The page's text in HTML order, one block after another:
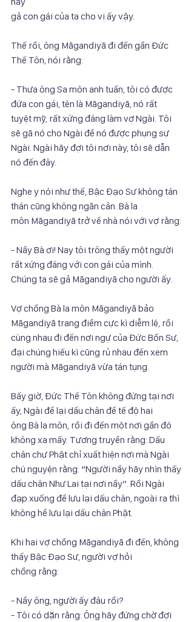
gả con gái của ta cho vị ấy vậy.
Thế rồi, ông Māgandiyā đi đến gần Đức
Thế Tôn, nói rằng:
- Thưa ông Sa môn anh tuấn, tôi có được
đứa con gái, tên là Māgandiyā, nó rất
tuyệt mỹ, rất xứng đáng làm vợ Ngài. Tôi
sẽ gã nó cho Ngài để nó được phụng sự
Ngài. Ngài hãy đợi tôi nơi này, tôi sẽ dẫn
nó đến đây.
Nghe y nói như thế, Bậc Đạo Sư không tán
thán cũng không ngăn cản. Bà la
môn Māgandiyā trở về nhà nói với vợ rằng:
- Nầy Bà ơi! Nay tôi trông thấy một người
rất xứng đáng với con gái của mình.
Chúng ta sẽ gả Māgandiyā cho người ấy.
Vợ chồng Bà la môn Māgandiyā bảo
Māgandiyā trang điểm cực kì diễm lệ, rồi
cùng nhau đi đến nơi ngự của Đức Bổn Sư,
đại chúng hiếu kì cũng rủ nhau đến xem
người mà Māgandiyā vừa tán tụng.
Bấy giờ, Đức Thế Tôn không đứng tại nơi
ấy, Ngài để lại dấu chân để tế độ hai
ông Bà la môn, rồi đi đến một nơi gần đó
không xa mấy. Tương truyền rằng: Dấu
chân chư Phật chỉ xuất hiện nơi mà Ngài
chú nguyện rằng: “Người nầy hãy nhìn thấy
dấu chân Như Lai tại nơi nầy”. Rồi Ngài
đạp xuống để lưu lại dấu chân, ngoài ra thì
không hề lưu lại dấu chân Phật.
Khi hai vợ chồng Māgandiyā đi đến, không
thấy Bậc Đạo Sư, người vợ hỏi
chồng rằng:
- Nầy ông, người ấy đâu rồi?
- Tôi có dặn rằng: Ông hãy đứng chờ đợi